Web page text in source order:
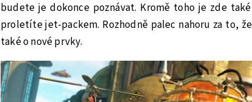
budete je dokonce poznávat. Kromě toho je zde
proletíte jet-packem. Rozhodně palec nahoru za to,
také o nové prvky.